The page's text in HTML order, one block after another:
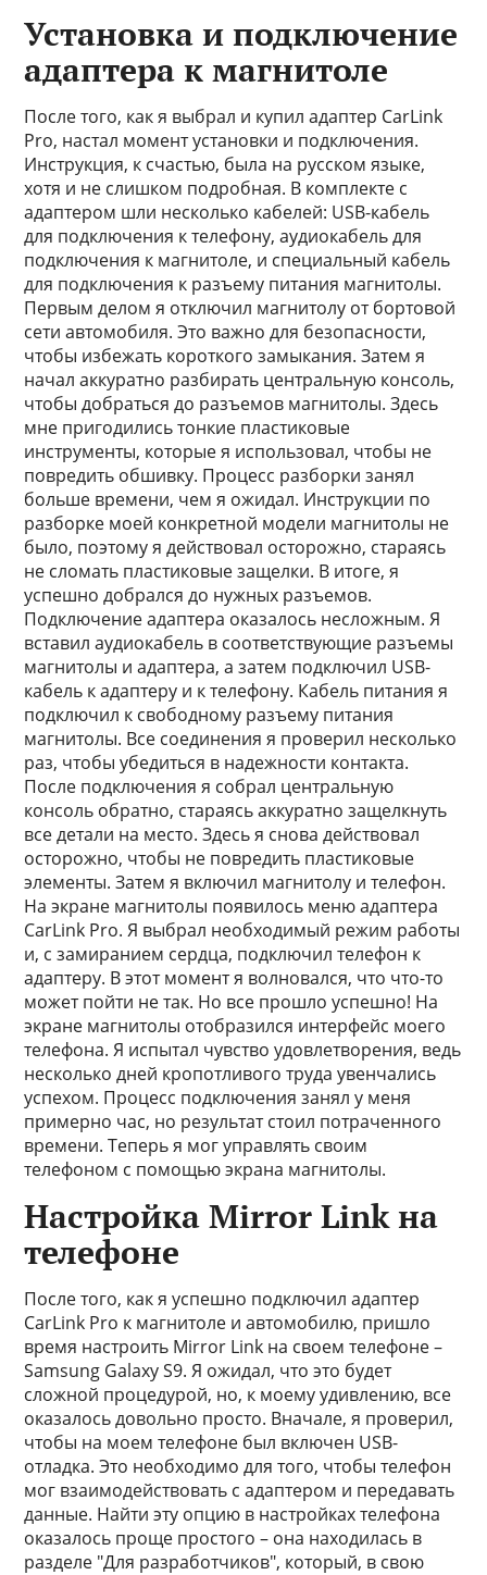
Установка и подключение
адаптера к магнитоле
После того, как я выбрал и купил адаптер CarLink
Pro, настал момент установки и подключения.
Инструкция, к счастью, была на русском языке,
хотя и не слишком подробная. В комплекте с
адаптером шли несколько кабелей: USB-кабель
для подключения к телефону, аудиокабель для
подключения к магнитоле, и специальный кабель
для подключения к разъему питания магнитолы.
Первым делом я отключил магнитолу от бортовой
сети автомобиля. Это важно для безопасности,
чтобы избежать короткого замыкания. Затем я
начал аккуратно разбирать центральную консоль,
чтобы добраться до разъемов магнитолы. Здесь
мне пригодились тонкие пластиковые
инструменты, которые я использовал, чтобы не
повредить обшивку. Процесс разборки занял
больше времени, чем я ожидал. Инструкции по
разборке моей конкретной модели магнитолы не
было, поэтому я действовал осторожно, стараясь
не сломать пластиковые защелки. В итоге, я
успешно добрался до нужных разъемов.
Подключение адаптера оказалось несложным. Я
вставил аудиокабель в соответствующие разъемы
магнитолы и адаптера, а затем подключил USB-
кабель к адаптеру и к телефону. Кабель питания я
подключил к свободному разъему питания
магнитолы. Все соединения я проверил несколько
раз, чтобы убедиться в надежности контакта.
После подключения я собрал центральную
консоль обратно, стараясь аккуратно защелкнуть
все детали на место. Здесь я снова действовал
осторожно, чтобы не повредить пластиковые
элементы. Затем я включил магнитолу и телефон.
На экране магнитолы появилось меню адаптера
CarLink Pro. Я выбрал необходимый режим работы
и, с замиранием сердца, подключил телефон к
адаптеру. В этот момент я волновался, что что-то
может пойти не так. Но все прошло успешно! На
экране магнитолы отобразился интерфейс моего
телефона. Я испытал чувство удовлетворения, ведь
несколько дней кропотливого труда увенчались
успехом. Процесс подключения занял у меня
примерно час, но результат стоил потраченного
времени. Теперь я мог управлять своим
телефоном с помощью экрана магнитолы.
Настройка Mirror Link на
телефоне
После того, как я успешно подключил адаптер
CarLink Pro к магнитоле и автомобилю, пришло
время настроить Mirror Link на своем телефоне –
Samsung Galaxy S9. Я ожидал, что это будет
сложной процедурой, но, к моему удивлению, все
оказалось довольно просто. Вначале, я проверил,
чтобы на моем телефоне был включен USB-
отладка. Это необходимо для того, чтобы телефон
мог взаимодействовать с адаптером и передавать
данные. Найти эту опцию в настройках телефона
оказалось проще простого – она находилась в
разделе "Для разработчиков", который, в свою